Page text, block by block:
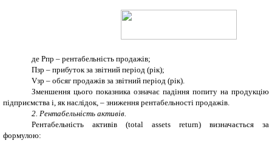
де Рпр – рентабельність продажів;
Пзр – прибуток за звітний період (рік);
Vзр – обсяг продажів за звітний період (рік).
Зменшення цього показника означає падіння попиту на продукцію
підприємства і, як наслідок, – зниження рентабельності продажів.
2. Рентабельність активів.
Рентабельність активів (total assets return) визначається за
формулою: